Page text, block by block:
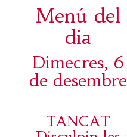
Menú del
dia
Dimecres, 6
de desembre
TANCAT